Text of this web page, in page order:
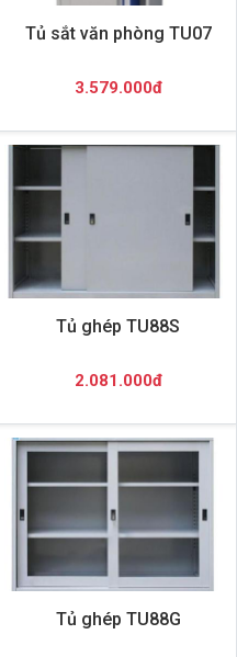
Tủ sắt văn phòng TU07
3.579.000đ
Tủ ghép TU88S
2.081.000đ
Tủ ghép TU88G